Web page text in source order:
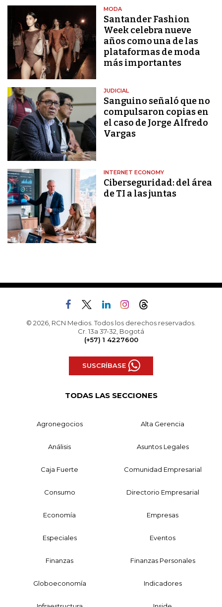
MODA
Santander Fashion
Week celebra nueve
años como una de las
plataformas de moda
más importantes
JUDICIAL
Sanguino señaló que no
compulsaron copias en
el caso de Jorge Alfredo
Vargas
INTERNET ECONOMY
Ciberseguridad: del área
de TI a las juntas
© 2026, RCN Medios. Todos los derechos reservados.
Cr. 13a 37-32, Bogotá
(+57) 1 4227600
SUSCRÍBASE
TODAS LAS SECCIONES
Agronegocios Alta Gerencia
Análisis Asuntos Legales
Caja Fuerte Comunidad Empresarial
Consumo Directorio Empresarial
Economía Empresas
Especiales Eventos
Finanzas Finanzas Personales
Globoeconomía Indicadores